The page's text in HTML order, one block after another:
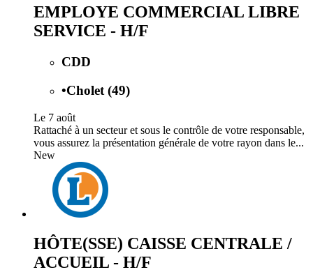
EMPLOYE COMMERCIAL LIBRE
SERVICE - H/F
CDD
•Cholet (49)
Le 7 août
Rattaché à un secteur et sous le contrôle de votre responsable,
vous assurez la présentation générale de votre rayon dans le...
New
HÔTE(SSE) CAISSE CENTRALE /
ACCUEIL - H/F